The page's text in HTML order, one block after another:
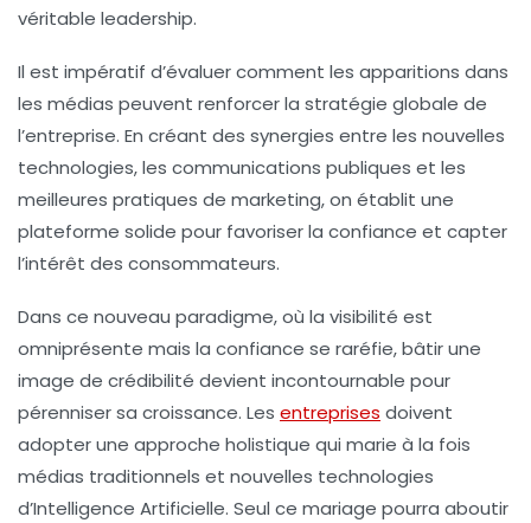
véritable leadership.
Il est impératif d’évaluer comment les apparitions dans
les médias peuvent renforcer la stratégie globale de
l’entreprise. En créant des synergies entre les nouvelles
technologies, les communications publiques et les
meilleures pratiques de marketing, on établit une
plateforme solide pour favoriser la confiance et capter
l’intérêt des consommateurs.
Dans ce nouveau paradigme, où la visibilité est
omniprésente mais la confiance se raréfie, bâtir une
image de crédibilité devient incontournable pour
pérenniser sa croissance. Les entreprises doivent
adopter une approche holistique qui marie à la fois
médias traditionnels et nouvelles technologies
d’Intelligence Artificielle. Seul ce mariage pourra aboutir